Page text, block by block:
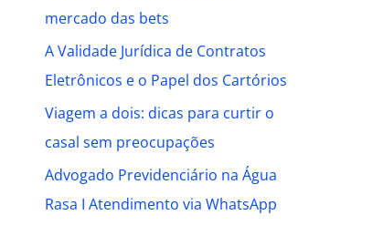
mercado das bets
A Validade Jurídica de Contratos
Eletrônicos e o Papel dos Cartórios
Viagem a dois: dicas para curtir o
casal sem preocupações
Advogado Previdenciário na Água
Rasa I Atendimento via WhatsApp